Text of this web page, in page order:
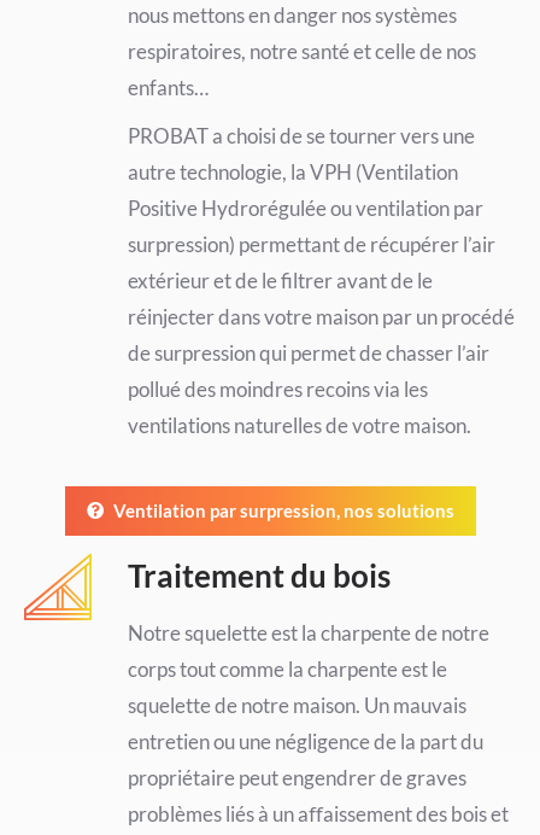
nous mettons en danger nos systèmes
respiratoires, notre santé et celle de nos
enfants…
PROBAT a choisi de se tourner vers une
autre technologie, la VPH (Ventilation
Positive Hydrorégulée ou ventilation par
surpression) permettant de récupérer l’air
extérieur et de le filtrer avant de le
réinjecter dans votre maison par un procédé
de surpression qui permet de chasser l’air
pollué des moindres recoins via les
ventilations naturelles de votre maison.
Ventilation par surpression, nos solutions
Traitement du bois
Notre squelette est la charpente de notre
corps tout comme la charpente est le
squelette de notre maison. Un mauvais
entretien ou une négligence de la part du
propriétaire peut engendrer de graves
problèmes liés à un aﬀaissement des bois et